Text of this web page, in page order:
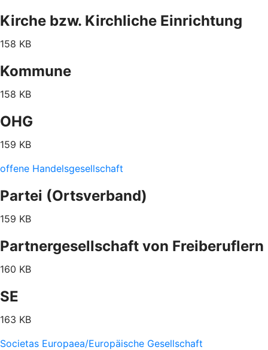
Kirche bzw. Kirchliche Einrichtung
158 KB
Kommune
158 KB
OHG
159 KB
offene Handelsgesellschaft
Partei (Ortsverband)
159 KB
Partnergesellschaft von Freiberuflern
160 KB
SE
163 KB
Societas Europaea/Europäische Gesellschaft